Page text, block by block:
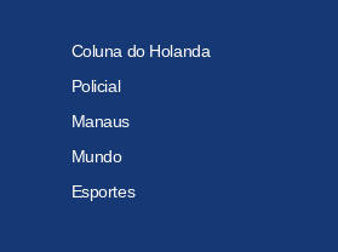
Coluna do Holanda
Policial
Manaus
Mundo
Esportes